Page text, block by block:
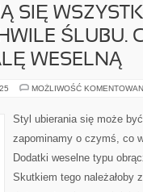
SIĘ
ŚLUBU.
WESELNĄ
MOŻLIWOŚĆ
Styl ubierania się może
zapominamy o czymś, co
Dodatki weselne typu
Skutkiem tego należałoby